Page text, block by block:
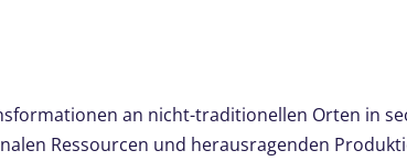
an nicht-traditionellen Orten in
Ressourcen und herausragenden